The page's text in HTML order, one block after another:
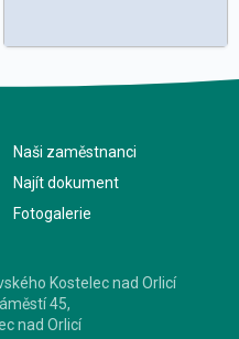
Naši zaměstnanci
Najít dokument
Fotogalerie
Kostelec nad Orlicí
45,
nad Orlicí